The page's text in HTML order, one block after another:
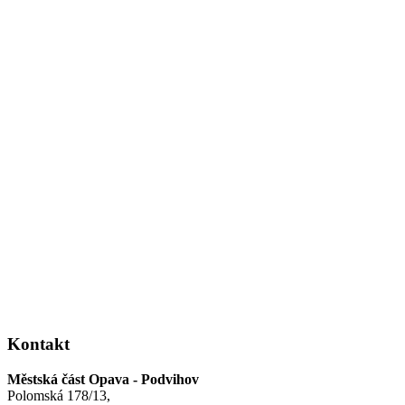
Kontakt
Městská část Opava - Podvihov
Polomská 178/13,